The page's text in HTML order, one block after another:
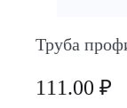
Труба
111.00 ₽